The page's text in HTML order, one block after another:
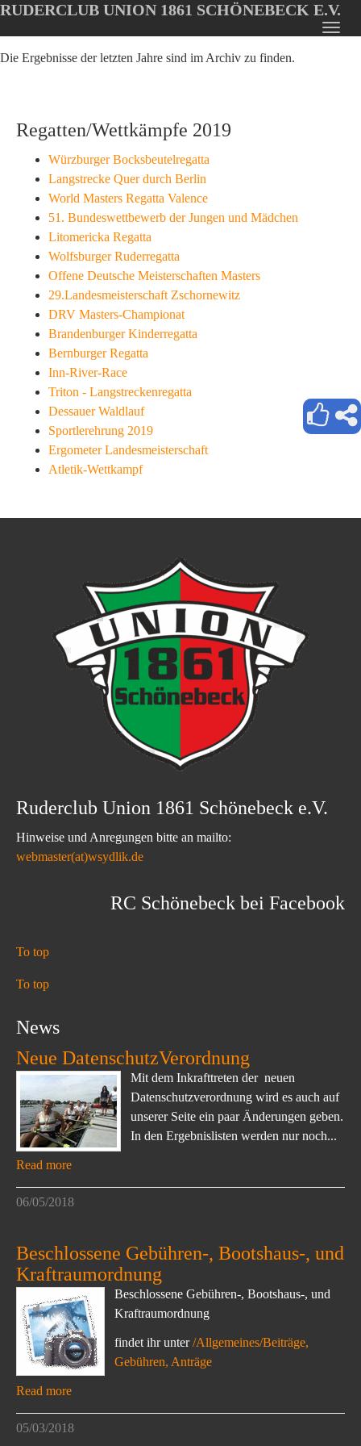
Oops, an error occurred! Code: 202608051023199182e09b
to
RUDERCLUB UNION 1861 SCHÖNEBECK E.V.
Die Ergebnisse der letzten Jahre sind im Archiv zu finden.
Regatten/Wettkämpfe 2019
Würzburger Bocksbeutelregatta
Langstrecke Quer durch Berlin
World Masters Regatta Valence
51. Bundeswettbewerb der Jungen und Mädchen
Litomericka Regatta
Wolfsburger Ruderregatta
Offene Deutsche Meisterschaften Masters
29.Landesmeisterschaft Zschornewitz
DRV Masters-Championat
Brandenburger Kinderregatta
Bernburger Regatta
Inn-River-Race
Triton - Langstreckenregatta
Dessauer Waldlauf
Sportlerehrung 2019
Ergometer Landesmeisterschaft
Atletik-Wettkampf
Ruderclub Union 1861 Schönebeck e.V.
Hinweise und Anregungen bitte an mailto:
webmaster(at)wsydlik.de
RC Schönebeck bei Facebook
To top
To top
News
Neue DatenschutzVerordnung
Mit dem Inkrafttreten der neuen
Datenschutzverordnung wird es auch auf
unserer Seite ein paar Änderungen geben.
In den Ergebnislisten werden nur noch...
Read more
06/05/2018
Beschlossene Gebühren-, Bootshaus-, und
Kraftraumordnung
Beschlossene Gebühren-, Bootshaus-, und
Kraftraumordnung
findet ihr unter/Allgemeines/Beiträge,
Gebühren, Anträge
Read more
05/03/2018